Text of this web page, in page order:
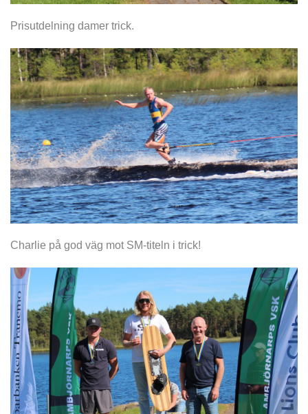
Prisutdelning damer trick.
Charlie på god väg mot SM-titeln i trick!